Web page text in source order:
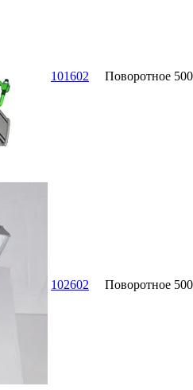
101602 Поворотное
102602 Поворотное